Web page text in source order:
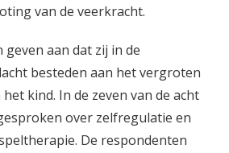
van de veerkracht.
aan dat zij in de
besteden aan het vergroten
kind. In de zeven van de acht
over zelfregulatie en
De respondenten